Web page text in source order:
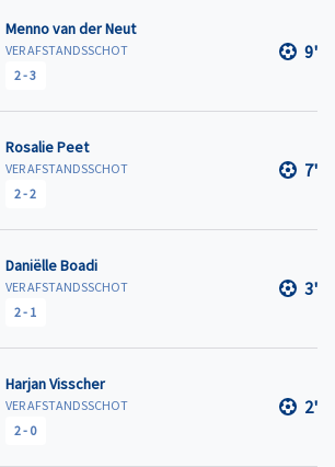
Menno van der Neut
VER AFSTANDSSCHOT
2-3
9'
Rosalie Peet
VER AFSTANDSSCHOT
2-2
7'
Daniëlle Boadi
VER AFSTANDSSCHOT
2- 1
3'
Harjan Visscher
VER AFSTANDSSCHOT
2- 0
2'